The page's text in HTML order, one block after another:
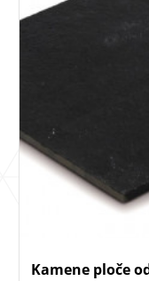
Kamene ploče